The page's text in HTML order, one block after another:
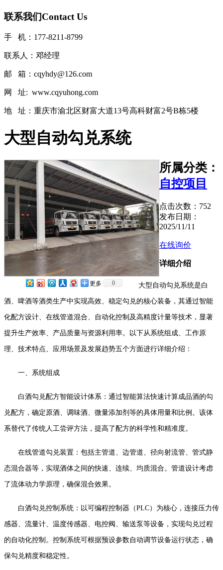
联系我们Contact Us
手 机：177-8211-8799
联系人：邓经理
邮 箱：cqyhdy@126.com
网 址: www.cqyuhong.com
地 址：重庆市渝北区财富大道13号高科财富2号B栋5楼
大型自动勾兑系统
所属分类：
自控项目
点击次数： 752
发布日期：
2025/11/11
更多 0
在线询价
详细介绍
大型自动勾兑系统是白
酒、啤酒等酒类生产中实现高效、稳定勾兑的核心装备，其通过智能
化配方设计、在线管道混合、自动化控制及高精度计量等技术，显著
提升生产效率、产品质量与资源利用率。以下从系统组成、工作原
理、技术特点、应用场景及发展趋势五个方面进行详细介绍：
一、系统组成
白酒勾兑配方智能设计体系：通过智能算法快速计算成品酒的勾
兑配方，确定原酒、调味酒、微量添加剂等的具体用量和比例。该体
系替代了传统人工尝评方法，提高了配方的科学性和精准度。
在线管道勾兑装置：包括主管道、边管道、径向射流管、管式静
态混合器等，实现酒体之间的快速、连续、均质混合。管道设计考虑
了流体动力学原理，确保混合效果。
白酒勾兑控制系统：以可编程控制器（PLC）为核心，连接压力传
感器、流量计、温度传感器、电控阀、输送泵等设备，实现勾兑过程
的自动化控制。控制系统可根据预设参数自动调节设备运行状态，确
保勾兑精度和稳定性。